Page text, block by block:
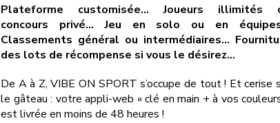
Plateforme customisée… Joueurs illimités
concours privé… Jeu en solo ou en
Classements général ou intermédiaires…
des lots de récompense si vous le désirez…
De A à Z, VIBE ON SPORT s’occupe de tout ! Et cerise
le gâteau : votre appli-web « clé en main + à vos
est livrée en moins de 48 heures !